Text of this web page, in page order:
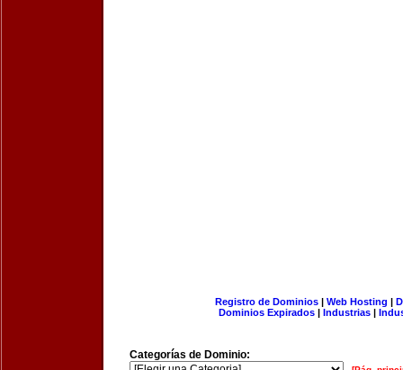
Registro de Dominios| Web Hosting |
Dominios Expirados | Industrias |
Categorías de Dominio: